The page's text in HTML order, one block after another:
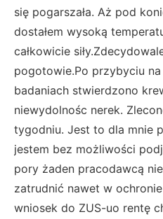
się pogarszała. Aż pod
dostałem wysoką
całkowicie
pogotowie.Po przybyciu
badaniach stwierdzono
niewydolnośc nerek.
tygodniu. Jest to dla mnie
jestem bez możliwości
pory żaden pracodawcą
zatrudnić nawet w ochronie
wniosek do ZUS-uo rentę